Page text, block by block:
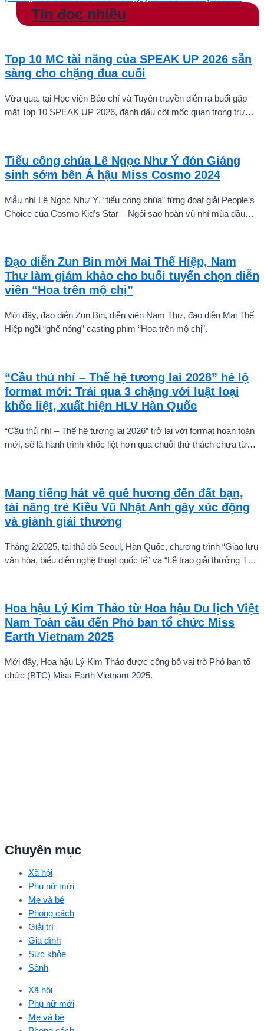
Tin đọc nhiều
Top 10 MC tài năng của SPEAK UP 2026 sẵn
sàng cho chặng đua cuối
Vừa qua, tại Học viện Báo chí và Tuyên truyền diễn ra buổi gặp
mặt Top 10 SPEAK UP 2026, đánh dấu cột mốc quan trọng trước
Tiểu công chúa Lê Ngọc Như Ý đón Giáng
sinh sớm bên Á hậu Miss Cosmo 2024
Mẫu nhí Lê Ngọc Như Ý, “tiểu công chúa” từng đoạt giải People’s
Choice của Cosmo Kid’s Star – Ngôi sao hoàn vũ nhí mùa đầu
Đạo diễn Zun Bin mời Mai Thế Hiệp, Nam
Thư làm giám khảo cho buổi tuyển chọn diễn
viên “Hoa trên mộ chị”
Mới đây, đạo diễn Zun Bin, diễn viên Nam Thư, đạo diễn Mai Thế
Hiệp ngồi “ghế nóng” casting phim “Hoa trên mộ chị”.
“Cầu thủ nhí – Thế hệ tương lai 2026” hé lộ
format mới: Trải qua 3 chặng với luật loại
khốc liệt, xuất hiện HLV Hàn Quốc
“Cầu thủ nhí – Thế hệ tương lai 2026” trở lại với format hoàn toàn
mới, sẽ là hành trình khốc liệt hơn qua chuỗi thử thách chưa từng
Mang tiếng hát về quê hương đến đất bạn,
tài năng trẻ Kiều Vũ Nhật Anh gây xúc động
và giành giải thưởng
Tháng 2/2025, tại thủ đô Seoul, Hàn Quốc, chương trình “Giao lưu
văn hóa, biểu diễn nghệ thuật quốc tế” và “Lễ trao giải thưởng Tài
ấn tượng mạnh với giọng hát trữ tình sâu lắng, mang đậm hơi thở
quê hương.
Hoa hậu Lý Kim Thảo từ Hoa hậu Du lịch Việt
Nam Toàn cầu đến Phó ban tổ chức Miss
Earth Vietnam 2025
Mới đây, Hoa hậu Lý Kim Thảo được công bố vai trò Phó ban tổ
chức (BTC) Miss Earth Vietnam 2025.
Chuyên mục
Xã hội
Phụ nữ mới
Mẹ và bé
Phong cách
Giải trí
Gia đình
Sức khỏe
Sành
Xã hội
Phụ nữ mới
Mẹ và bé